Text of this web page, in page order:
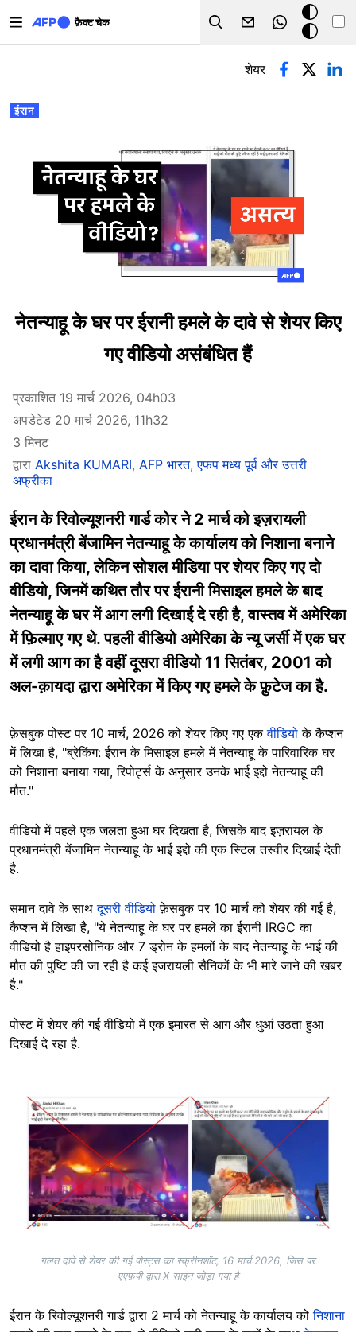
फ़ैक्ट चेक
Search
डार्क
मोड
प्राथमिक टैब्स
ईरान
शेयर
नेतन्याहू के घर पर ईरानी हमले के दावे से शेयर किए
गए वीडियो असंबंधित हैं
प्रकाशित 19 मार्च 2026, 04h03
अपडेटेड 20 मार्च 2026, 11h32
3 मिनट
द्वारा Akshita KUMARI, AFP भारत,एफप मध्य पूर्व और उत्तरी
अफ्रीका
ईरान के रिवोल्यूशनरी गार्ड कोर ने 2 मार्च को इज़रायली
प्रधानमंत्री बेंजामिन नेतन्याहू के कार्यालय को निशाना बनाने
का दावा किया, लेकिन सोशल मीडिया पर शेयर किए गए दो
वीडियो, जिनमें कथित तौर पर ईरानी मिसाइल हमले के बाद
नेतन्याहू के घर में आग लगी दिखाई दे रही है, वास्तव में अमेरिका
में फ़िल्माए गए थे. पहली वीडियो अमेरिका के न्यू जर्सी में एक घर
में लगी आग का है वहीं दूसरा वीडियो 11 सितंबर, 2001 को
अल-क़ायदा द्वारा अमेरिका में किए गए हमले के फ़ुटेज का है.
फ़ेसबुक पोस्ट पर 10 मार्च, 2026 को शेयर किए गए एकवीडियो के कैप्शन
में लिखा है, "ब्रेकिंग: ईरान के मिसाइल हमले में नेतन्याहू के पारिवारिक घर
को निशाना बनाया गया, रिपोर्ट्स के अनुसार उनके भाई इद्दो नेतन्याहू की
मौत."
वीडियो में पहले एक जलता हुआ घर दिखता है, जिसके बाद इज़रायल के
प्रधानमंत्री बेंजामिन नेतन्याहू के भाई इद्दो की एक स्टिल तस्वीर दिखाई देती
है.
समान दावे के साथदूसरी वीडियो फ़ेसबुक पर 10 मार्च को शेयर की गई है,
कैप्शन में लिखा है, "ये नेतन्याहू के घर पर हमले का ईरानी lRGC का
वीडियो है हाइपरसोनिक और 7 ड्रोन के हमलों के बाद नेतन्याहू के भाई की
मौत की पुष्टि की जा रही है कई इजरायली सैनिकों के भी मारे जाने की खबर
है."
पोस्ट में शेयर की गई वीडियो में एक इमारत से आग और धुआं उठता हुआ
दिखाई दे रहा है.
Image
गलत दावे से शेयर की गई पोस्ट्स का स्क्रीनशॉट, 16 मार्च 2026, जिस पर
एएफ़पी द्वारा X साइन जोड़ा गया है
ईरान के रिवोल्यूशनरी गार्ड द्वारा 2 मार्च को नेतन्याहू के कार्यालय कोनिशाना